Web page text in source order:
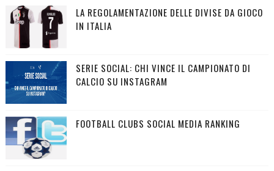
LA REGOLAMENTAZIONE DELLE DIVISE DA GIOCO
IN ITALIA
SERIE SOCIAL: CHI VINCE IL CAMPIONATO DI
CALCIO SU INSTAGRAM
FOOTBALL CLUBS SOCIAL MEDIA RANKING